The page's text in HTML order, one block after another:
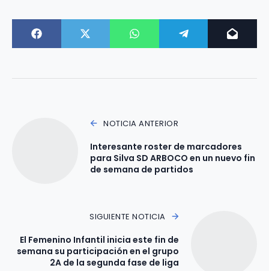
NOTICIA ANTERIOR
Interesante roster de marcadores
para Silva SD ARBOCO en un nuevo fin
de semana de partidos
SIGUIENTE NOTICIA
El Femenino Infantil inicia este fin de
semana su participación en el grupo
2A de la segunda fase de liga